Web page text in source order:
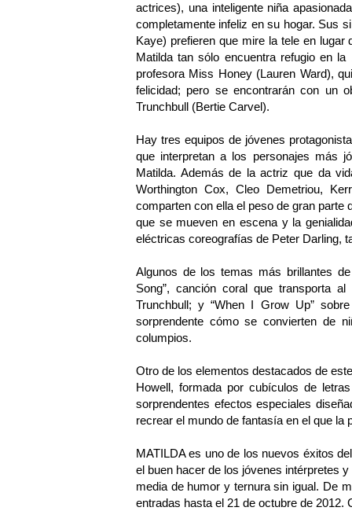
actrices), una inteligente niña
completamente infeliz en su hogar. Sus
Kaye) prefieren que mire la tele en lugar
Matilda tan sólo encuentra refugio en
profesora Miss Honey (Lauren Ward),
felicidad; pero se encontrarán con un
Trunchbull (Bertie Carvel).
Hay tres equipos de jóvenes
que interpretan a los personajes más
Matilda. Además de la actriz que da
Worthington Cox, Cleo Demetriou,
comparten con ella el peso de gran
que se mueven en escena y la
eléctricas coreografías de Peter Darling,
Algunos de los temas más brillantes
Song”, canción coral que transporta
Trunchbull; y “When I Grow Up”
sorprendente cómo se convierten de
columpios.
Otro de los elementos destacados de
Howell, formada por cubículos de
sorprendentes efectos especiales
recrear el mundo de fantasía en el que la
MATILDA es uno de los nuevos éxitos
el buen hacer de los jóvenes intérpretes
media de humor y ternura sin igual. De
entradas hasta el 21 de octubre de 2012.